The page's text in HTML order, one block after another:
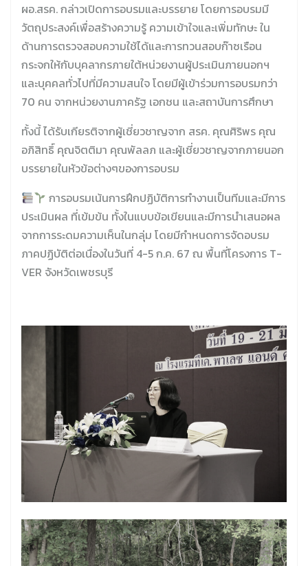
ผอ.สรค. กล่าวเปิดการอบรมและบรรยาย โดยการอบรมมี
วัตถุประสงค์เพื่อสร้างความรู้ ความเข้าใจและเพิ่มทักษะ ใน
ด้านการตรวจสอบความใช้ได้และการทวนสอบก๊าซเรือน
กระจกให้กับบุคลากรภายใต้หน่วยงานผู้ประเมินภายนอกฯ
และบุคคลทั่วไปที่มีความสนใจ โดยมีผู้เข้าร่วมการอบรมกว่า
70 คน จากหน่วยงานภาครัฐ เอกชน และสถาบันการศึกษา
ทั้งนี้ ได้รับเกียรติจากผู้เชี่ยวชาญจาก สรค. คุณศิริพร คุณ
อภิสิทธิ์ คุณจิตติมา คุณพัลลภ และผู้เชี่ยวชาญจากภายนอก
บรรยายในหัวข้อต่างๆของการอบรม
การอบรมเน้นการฝึกปฏิบัติการทำงานเป็นทีมและมีการ
ประเมินผล ที่เข้มข้น ทั้งในแบบข้อเขียนและมีการนำเสนอผล
จากการระดมความเห็นในกลุ่ม โดยมีกำหนดการจัดอบรม
ภาคปฏิบัติต่อเนื่องในวันที่ 4-5 ก.ค. 67 ณ พื้นที่โครงการ T-
VER จังหวัดเพชรบุรี